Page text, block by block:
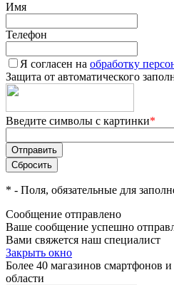
Имя
Телефон
Я согласен на обработку
Защита от автоматического
Введите символы с картинки*
* - Поля, обязательные для
Сообщение отправлено
Ваше сообщение успешно
Вами свяжется наш специалист
Закрыть окно
Более 40 магазинов смартфонов
области